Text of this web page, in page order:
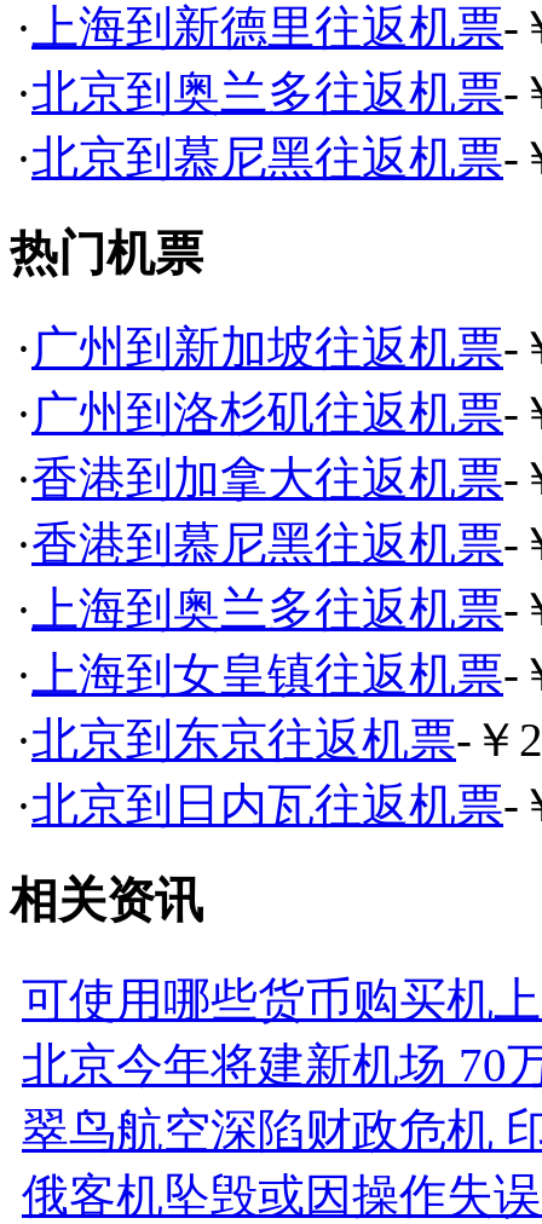
· 上海到新德里往返机票-
·北京到奥兰多往返机票-
·北京到慕尼黑往返机票-
热门机票
·广州到新加坡往返机票-
·广州到洛杉矶往返机票-
·香港到加拿大往返机票-
·香港到慕尼黑往返机票-
· 上海到奥兰多往返机票-
· 上海到女皇镇往返机票-
·北京到东京往返机票-￥
·北京到日内瓦往返机票-
相关资讯
可使用哪些货币购买机
北京今年将建新机场 70
翠鸟航空深陷财政危机
俄客机坠毁或因操作失